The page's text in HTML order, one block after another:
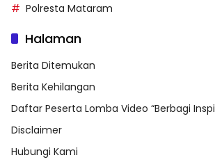
Polresta Mataram
Halaman
Berita Ditemukan
Berita Kehilangan
Daftar Peserta Lomba Video “Berbagi
Disclaimer
Hubungi Kami